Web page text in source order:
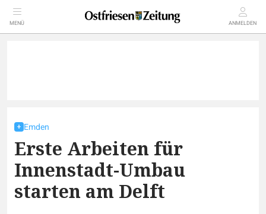
MENÜ ANMELDEN
Emden
Erste Arbeiten für
Innenstadt-Umbau
starten am Delft